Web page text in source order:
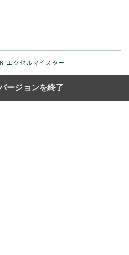
エクセルマイスター
ージョンを終了